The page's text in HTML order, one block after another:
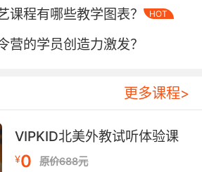
古希腊语与拉丁语，如
声”存在文化滤色差异。牛津
（对位法）”的认知
根源在于中文“对位”难以涵盖
（点对点）”的复调思
语溯源+音频示范”双轨教学法
确率提升至82%，印证了文化
课程有哪些教学图表？ HOT
营的学员创造力激发？
更多课程>
VIPKID北美外教试听体验课
¥0 原价688元